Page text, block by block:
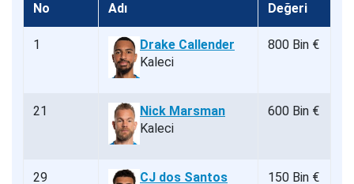
No
Adı
Değeri
1
Drake Callender
Kaleci
800 Bin €
21
Nick Marsman
Kaleci
600 Bin €
29
CJ dos Santos
150 Bin €